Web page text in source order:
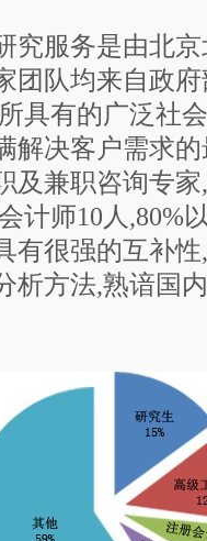
服务是由北京
团队均来自政
具有的广泛社
解决客户需求
及兼职咨询专
计师10人,80%
有很强的互补
析方法,熟谙国